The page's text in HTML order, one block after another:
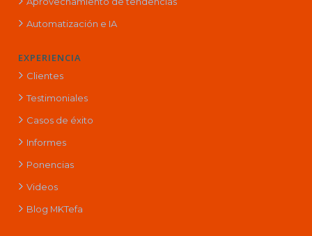
Automatización e IA
EXPERIENCIA
Clientes
Testimoniales
Casos de éxito
Informes
Ponencias
Videos
Blog MKTefa